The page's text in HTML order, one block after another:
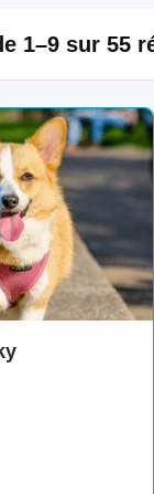
1–9 sur 55